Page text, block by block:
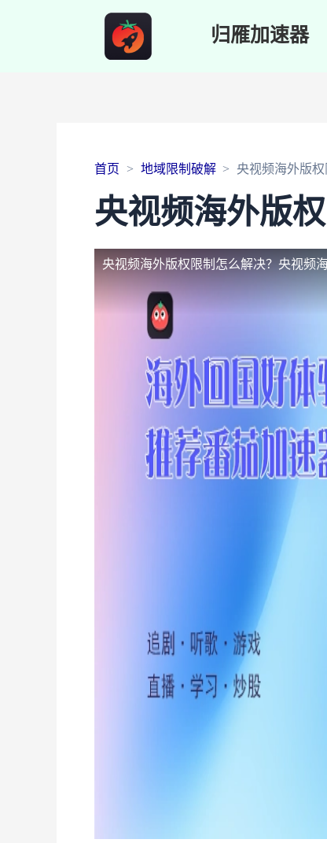
归雁加速器
首页 地域限制破解 央视频海外版权
央视频海外版
央视频海外版权限制怎么解决？ 央视频